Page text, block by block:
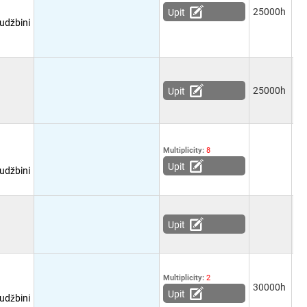
Upit 25000h
Upit 25000h
Multiplicity: 8
Upit
Upit
Multiplicity: 2
Upit
30000h